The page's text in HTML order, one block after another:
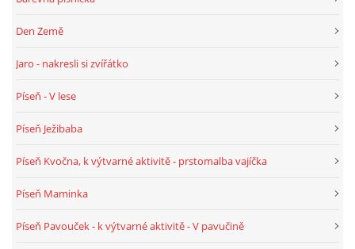
DUŠIČKY
SVATÁ KATEŘINA 25.LISTOPADU
Den Země
Jaro - nakresli si zvířátko
Píseň - V lese
Píseň Ježibaba
Píseň Kvočna, k výtvarné aktivitě - prstomalba vajíčka
Píseň Maminka
Píseň Pavouček - k výtvarné aktivitě - V pavučině